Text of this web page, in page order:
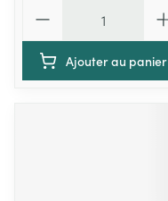
Ajouter au panier